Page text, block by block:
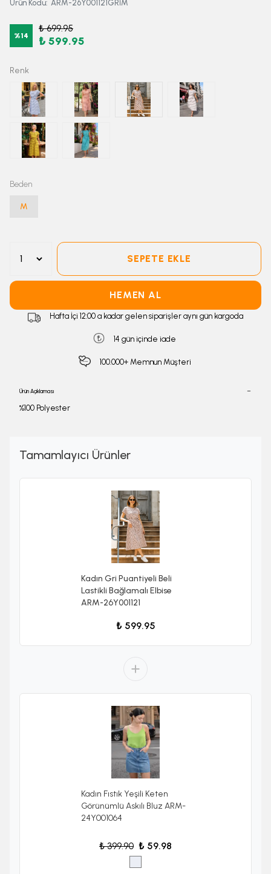
Ürün Kodu: ARM-26Y001121GRİM
%14
₺ 699.95
₺ 599.95
Renk
Beden
M
SEPETE EKLE
HEMEN AL
Hafta İçi 12:00 a kadar gelen siparişler aynı gün kargoda
14 gün içinde iade
100.000+ Memnun Müşteri
Ürün Açıklaması
%100 Polyester
Tamamlayıcı Ürünler
Kadın Gri Puantiyeli Beli
Lastikli Bağlamalı Elbise
ARM-26Y001121
₺ 599.95
Kadın Fıstık Yeşili Keten
Görünümlü Askılı Bluz ARM-
24Y001064
₺ 399.90 ₺ 59.98